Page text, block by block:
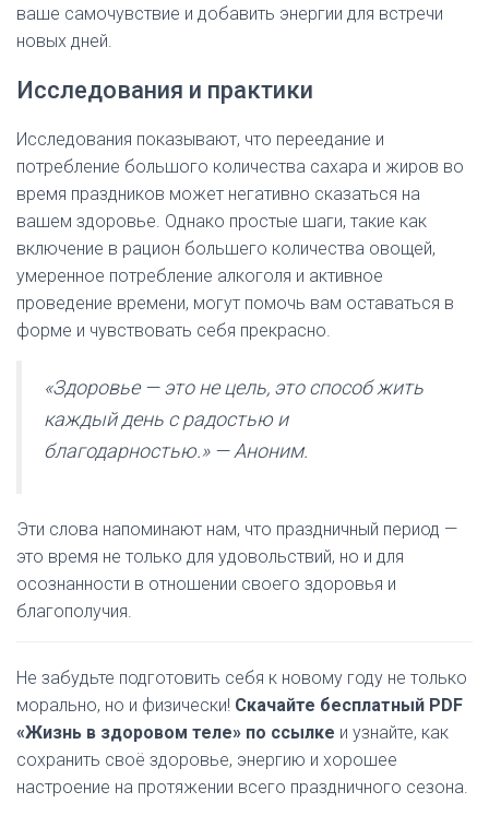
ваше самочувствие и добавить энергии для встречи
новых дней.
Исследования и практики
Исследования показывают, что переедание и
потребление большого количества сахара и жиров во
время праздников может негативно сказаться на
вашем здоровье. Однако простые шаги, такие как
включение в рацион большего количества овощей,
умеренное потребление алкоголя и активное
проведение времени, могут помочь вам оставаться в
форме и чувствовать себя прекрасно.
«Здоровье — это не цель, это способ жить
каждый день с радостью и
благодарностью.» — Аноним.
Эти слова напоминают нам, что праздничный период —
это время не только для удовольствий, но и для
осознанности в отношении своего здоровья и
благополучия.
Не забудьте подготовить себя к новому году не только
морально, но и физически! Скачайте бесплатный PDF
«Жизнь в здоровом теле» по ссылке и узнайте, как
сохранить своё здоровье, энергию и хорошее
настроение на протяжении всего праздничного сезона.